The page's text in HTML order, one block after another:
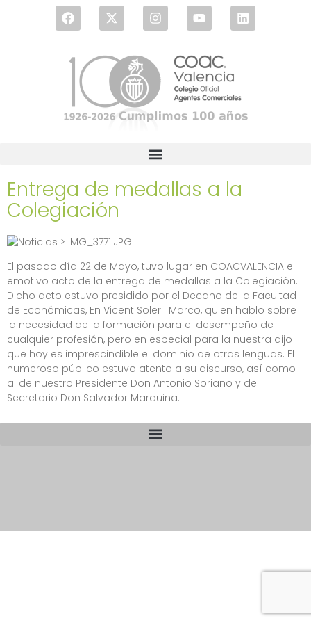
Entrega de medallas a la
Colegiación
El pasado día 22 de Mayo, tuvo lugar en COACVALENCIA el
emotivo acto de la entrega de medallas a la Colegiación.
Dicho acto estuvo presidido por el Decano de la Facultad
de Económicas, En Vicent Soler i Marco, quien hablo sobre
la necesidad de la formación para el desempeño de
cualquier profesión, pero en especial para la nuestra dijo
que hoy es imprescindible el dominio de otras lenguas. El
numeroso público estuvo atento a su discurso, así como
al de nuestro Presidente Don Antonio Soriano y del
Secretario Don Salvador Marquina.